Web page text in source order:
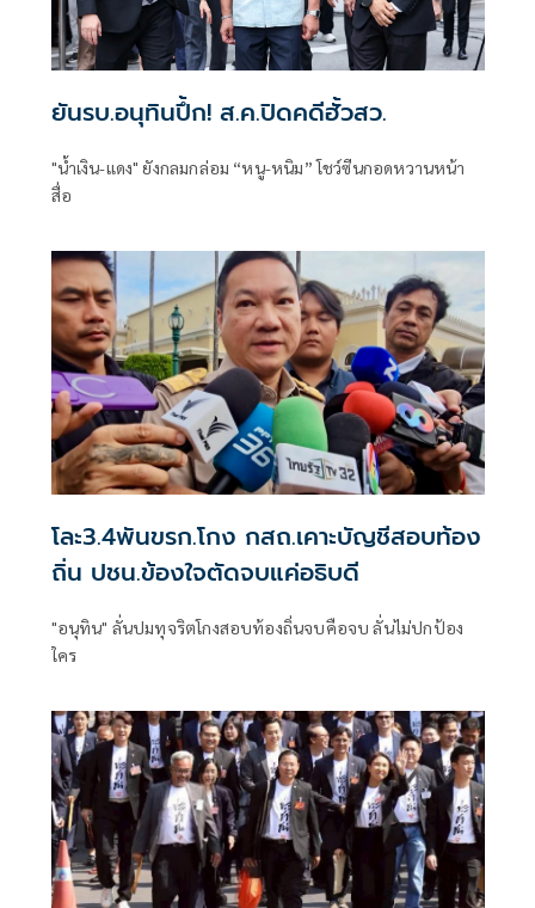
ยันรบ.อนุทินปึ้ก! ส.ค.ปิดคดีฮั้วสว.
"น้ำเงิน-แดง" ยังกลมกล่อม “หนู-หนิม” โชว์ซีนกอดหวานหน้า
สื่อ
โละ3.4พันขรก.โกง กสถ.เคาะบัญชีสอบท้อง
ถิ่น ปชน.ข้องใจตัดจบแค่อธิบดี
"อนุทิน" ลั่นปมทุจริตโกงสอบท้องถิ่นจบคือจบ ลั่นไม่ปกป้อง
ใคร